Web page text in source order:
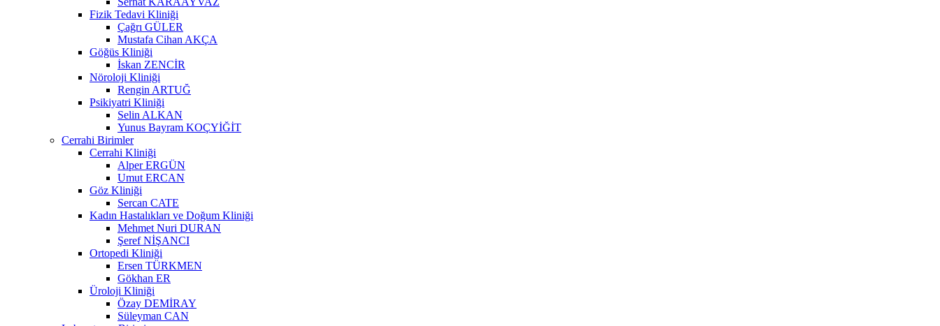
Fizik Tedavi Kliniği
Çağrı GÜLER
Mustafa Cihan AKÇA
Göğüs Kliniği
İskan ZENCİR
Nöroloji Kliniği
Rengin ARTUĞ
Psikiyatri Kliniği
Selin ALKAN
Yunus Bayram KOÇYİĞİT
Cerrahi Birimler
Cerrahi Kliniği
Alper ERGÜN
Umut ERCAN
Göz Kliniği
Sercan CATE
Kadın Hastalıkları ve Doğum Kliniği
Mehmet Nuri DURAN
Şeref NİŞANCI
Ortopedi Kliniği
Ersen TÜRKMEN
Gökhan ER
Üroloji Kliniği
Özay DEMİRAY
Süleyman CAN